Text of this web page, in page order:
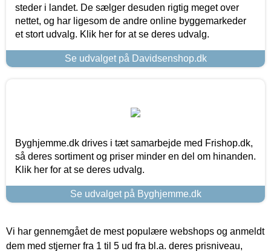
steder i landet. De sælger desuden rigtig meget over
nettet, og har ligesom de andre online byggemarkeder
et stort udvalg. Klik her for at se deres udvalg.
Se udvalget på Davidsenshop.dk
Byghjemme.dk drives i tæt samarbejde med Frishop.dk,
så deres sortiment og priser minder en del om hinanden.
Klik her for at se deres udvalg.
Se udvalget på Byghjemme.dk
Vi har gennemgået de mest populære webshops og anmeldt
dem med stjerner fra 1 til 5 ud fra bl.a. deres prisniveau,